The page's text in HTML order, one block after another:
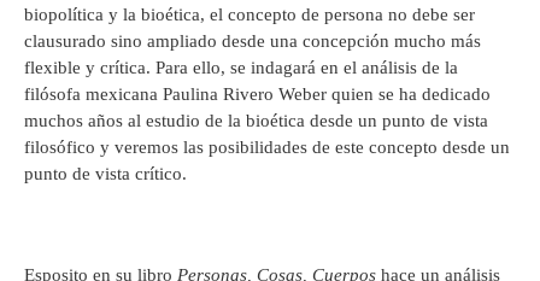
biopolítica y la bioética, el concepto de persona no debe ser
clausurado sino ampliado desde una concepción mucho más
flexible y crítica. Para ello, se indagará en el análisis de la
filósofa mexicana Paulina Rivero Weber quien se ha dedicado
muchos años al estudio de la bioética desde un punto de vista
filosófico y veremos las posibilidades de este concepto desde un
punto de vista crítico.
Esposito en su libro Personas, Cosas, Cuerpos hace un análisis